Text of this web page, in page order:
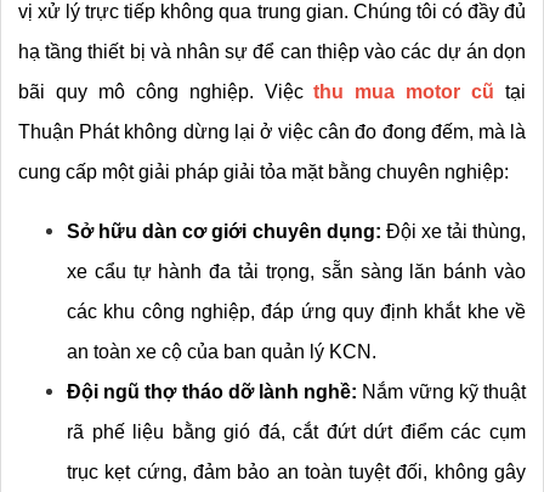
vị xử lý trực tiếp không qua trung gian. Chúng tôi có đầy đủ
hạ tầng thiết bị và nhân sự để can thiệp vào các dự án dọn
bãi quy mô công nghiệp. Việc thu mua motor cũ tại
Thuận Phát không dừng lại ở việc cân đo đong đếm, mà là
cung cấp một giải pháp giải tỏa mặt bằng chuyên nghiệp:
Sở hữu dàn cơ giới chuyên dụng: Đội xe tải thùng,
xe cẩu tự hành đa tải trọng, sẵn sàng lăn bánh vào
các khu công nghiệp, đáp ứng quy định khắt khe về
an toàn xe cộ của ban quản lý KCN.
Đội ngũ thợ tháo dỡ lành nghề: Nắm vững kỹ thuật
rã phế liệu bằng gió đá, cắt đứt dứt điểm các cụm
trục kẹt cứng, đảm bảo an toàn tuyệt đối, không gây